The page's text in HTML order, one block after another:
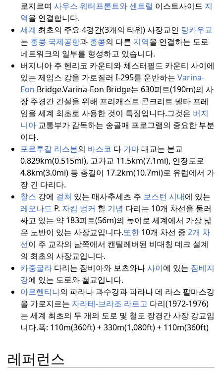
로지르며 사우스 워터프론트와 센트럴 이스트사이드 지
역을 연결합니다.
세계 최초의 주요 4경간(3개의 타워) 사장교인 팅카우교
는 홍콩 국제공항과 홍콩의 다른 지역을 연결하는 도로
네트워크의 일부를 형성하고 있습니다.
버지니아 주 헨리코 카운티와 체스터필드 카운티 사이에
있는 제임스 강을 가로질러 I-295를 운반하는 Varina-
Eon Bridge.Varina-Eon Bridge는 630피트(190m)의 사
장 주경간 건설을 위해 프리캐스트 콘크리트 델타 프레
임을 세계 최초로 사용한 것이 특징입니다.그것은 버지
니아교통부가 감독하는 송골매 프로그램의 중요한 부분
이다.
포르투갈 리스본의 바스코 다 가마대교는 본교
0.829km(0.515mi), 고가교 11.5km(7.1mi), 연장도로
4.8km(3.0mi) 등 총길이 17.2km(10.7mi)로 유럽에서 가
장 긴 다리다.
찰스 강에 걸쳐 있는 매사추세츠 주 보스턴 시내에 있는
레오나드 P. 자킴 벙커 힐 기념 다리는 10개 차선을 둘러
싸고 있는 약 183피트(56m)의 높이로 세계에서 가장 넓
은 노반이 있는 사장교입니다.또한10개 차선 중 2개 차
선이 주 교각의 남쪽에서 캔틸레버된 비대칭 데크 설계
의 최초의 사장교입니다.
카중굴라다리는 잠비아와 보츠와나사이에 있는 잠베지
강에 있는 도로와 철교입니다.
아르헨티나의 파라나 과수강과 파라나 데 라스 팔마스강
을 가로지르는 자라테-브라조 라르고 다리(1972-1976)
는 세계 최초의 두 개의 도로 및 철도 장경간 사장 강교입
니다.폭: 110m(360ft) + 330m(1,080ft) + 110m(360ft)
레퍼런스